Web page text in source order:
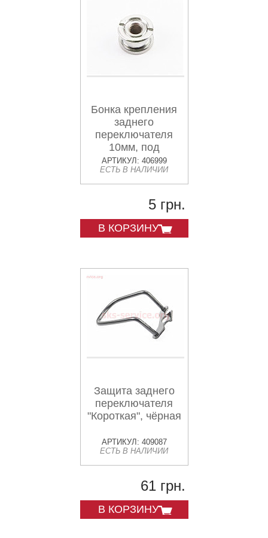
Бонка крепления
заднего
переключателя
10мм, под
шестигранник 5мм
АРТИКУЛ: 406999
ЕСТЬ В НАЛИЧИИ
5 грн.
В КОРЗИНУ
Защита заднего
переключателя
"Короткая", чёрная
АРТИКУЛ: 409087
ЕСТЬ В НАЛИЧИИ
61 грн.
В КОРЗИНУ